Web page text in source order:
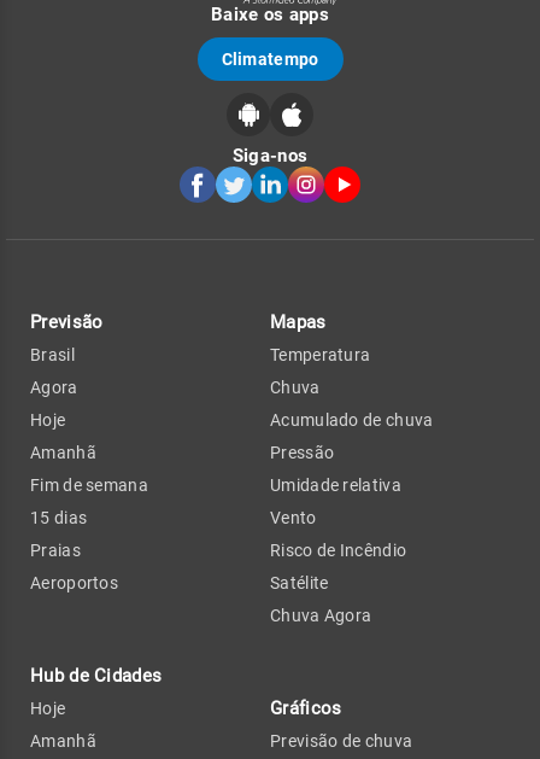
Baixe os apps
Climatempo
Siga-nos
Previsão
Brasil
Agora
Hoje
Amanhã
Fim de semana
15 dias
Praias
Aeroportos
Hub de Cidades
Hoje
Amanhã
Mapas
Temperatura
Chuva
Acumulado de chuva
Pressão
Umidade relativa
Vento
Risco de Incêndio
Satélite
Chuva Agora
Gráficos
Previsão de chuva